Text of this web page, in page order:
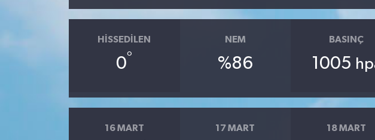
HISSEDILEN
0°
NEM
%86
BASINÇ
1005
16 MART 17 MART 18 MART